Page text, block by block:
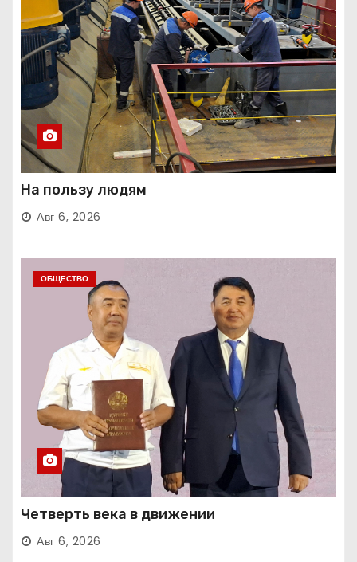
На пользу людям
Авг 6, 2026
ОБЩЕСТВО
Четверть века в движении
Авг 6, 2026